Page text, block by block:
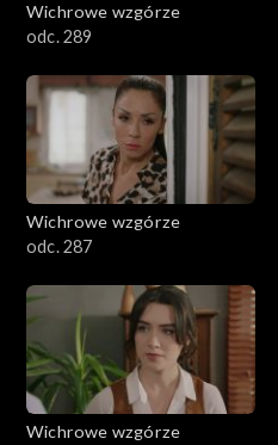
Wichrowe wzgórze
odc. 289
Wichrowe wzgórze
odc. 287
Wichrowe wzgórze